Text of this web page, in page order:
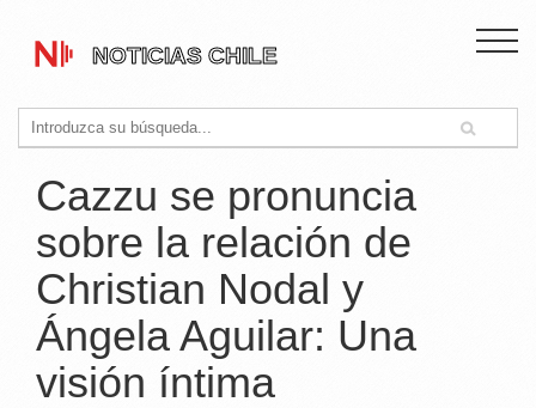
Cazzu se pronuncia
sobre la relación de
Christian Nodal y
Ángela Aguilar: Una
visión íntima